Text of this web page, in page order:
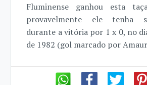
Fluminense ganhou esta
provavelmente ele tenha
durante a vitória por 1 x 0, no
de 1982 (gol marcado por